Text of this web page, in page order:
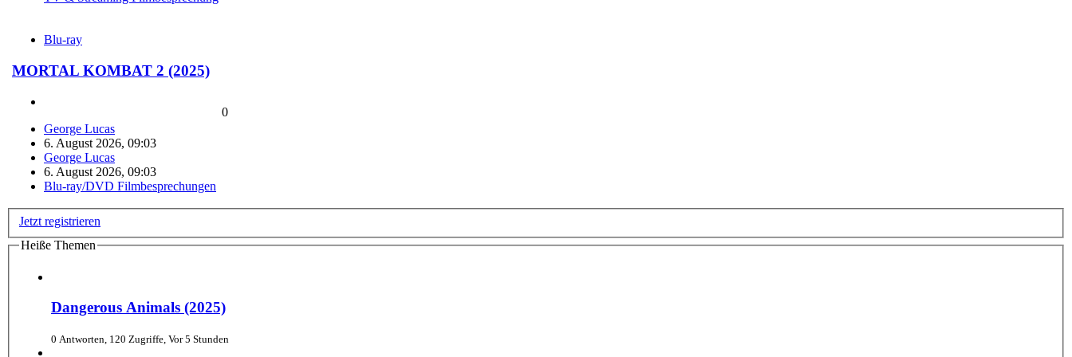
Blu-ray
MORTAL KOMBAT 2 (2025)
George Lucas
6. August 2026, 09:03
George Lucas
6. August 2026, 09:03
Blu-ray/DVD Filmbesprechungen
0
Jetzt registrieren
Heiße Themen
Dangerous Animals (2025)
0 Antworten, 120 Zugriffe, Vor 5 Stunden